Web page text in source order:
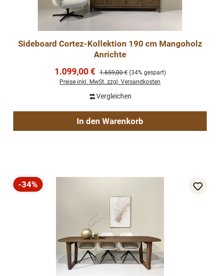
Sideboard Cortez-Kollektion 190 cm Mangoholz
Anrichte
Verkaufspreis:
1.099,00 € Regulärer Preis:
1.659,00 € (34% gespart)
Preise inkl. MwSt. zzgl. Versandkosten
Vergleichen
In den Warenkorb
Rabatt
-34%